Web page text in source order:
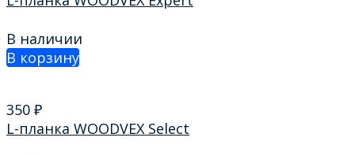
В наличии
В корзину
350 ₽
L-планка WOODVEХ Select